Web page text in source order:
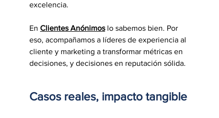
excelencia.
En Clientes Anónimos lo sabemos bien. Por
eso, acompañamos a líderes de experiencia al
cliente y marketing a transformar métricas en
decisiones, y decisiones en reputación sólida.
Casos reales, impacto tangible